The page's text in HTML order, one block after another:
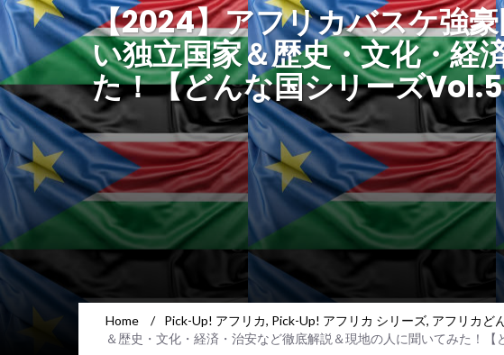
【2024】アフリカバスケ強
い独立国家＆歴史・文化・経
た！【どんな国シリーズ
Home / Pick-Up! アフリカ, Pick-Up! アフリカ シリーズ, アフリカど
＆歴史・文化・経済・治安など徹底解説＆現地の人に聞いてみた！【